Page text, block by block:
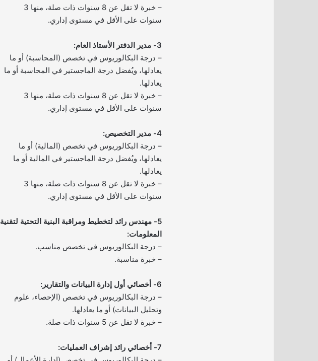
– خبرة لا تقل عن 8 سنوات ذات صلة، منها 3
سنوات على الأقل في مستوى إداري.
3- مدير الدفتر الأستاذ العام:
– درجة البكالوريوس في تخصص (المحاسبة) أو ما
يعادلها، ويُفضل درجة الماجستير في المحاسبة أو ما
يعادلها.
– خبرة لا تقل عن 8 سنوات ذات صلة، منها 3
سنوات على الأقل في مستوى إداري.
4- مدير التخصيص:
– درجة البكالوريوس في تخصص (المالية) أو ما
يعادلها، ويُفضل درجة الماجستير في المالية أو ما
يعادلها.
– خبرة لا تقل عن 8 سنوات ذات صلة، منها 3
سنوات على الأقل في مستوى إداري.
5- مهندس رائد لتخطيط ومراقبة البنية التحتية لتقنية
المعلومات:
– درجة البكالوريوس في تخصص مناسب.
– خبرة مناسبة.
6- أخصائي أول إدارة البيانات والتقارير:
– درجة البكالوريوس في تخصص (الإحصاء، علوم
وتحليل البيانات) أو ما يعادلها.
– خبرة لا تقل عن 5 سنوات ذات صلة.
7- أخصائي رائد إشراف العمليات: